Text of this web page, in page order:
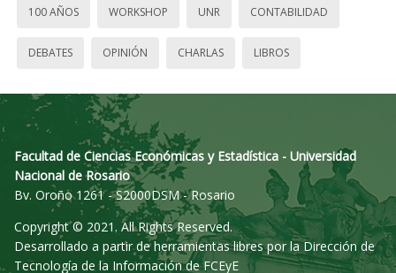
100 AÑOS WORKSHOP UNR CONTABILIDAD
DEBATES OPINIÓN CHARLAS LIBROS
Facultad de Ciencias Económicas y Estadística - Universidad
Nacional de Rosario
Bv. Oroño 1261 - S2000DSM - Rosario
Copyright © 2021. All Rights Reserved.
Desarrollado a partir de herramientas libres por la Dirección de
Tecnología de la Información de FCEyE